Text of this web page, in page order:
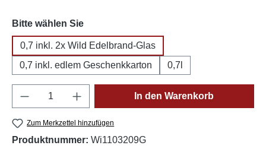
Bitte wählen Sieauswählen
0,7 inkl. 2x Wild Edelbrand-Glas
0,7 inkl. edlem Geschenkkarton
0,7l
Produkt Anzahl: Gib den gewünschten
In den Warenkorb
Zum Merkzettel hinzufügen
Produktnummer: Wi1103209G